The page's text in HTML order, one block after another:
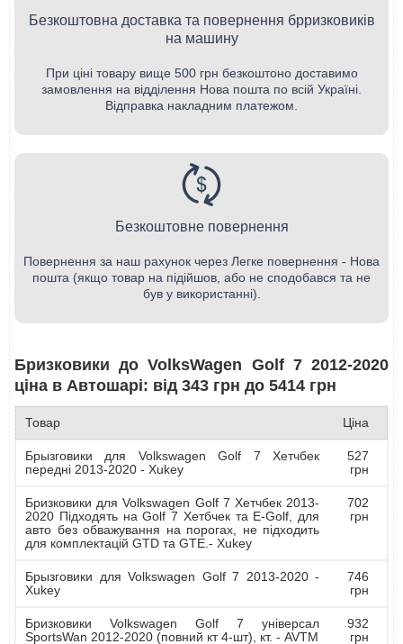
Безкоштовна доставка та повернення брризковиків
на машину
При ціні товару вище 500 грн безкоштоно доставимо
замовлення на відділення Нова пошта по всій Україні.
Відправка накладним платежом.
Безкоштовне повернення
Повернення за наш рахунок через Легке повернення - Нова
пошта (якщо товар на підійшов, або не сподобався та не
був у використанні).
Бризковики до VolksWagen Golf 7 2012-2020
ціна в Автошарі: від 343 грн до 5414 грн
Товар Ціна
Брызговики для Volkswagen Golf 7 Хетчбек
передні 2013-2020 - Xukey
527
грн
Бризковики для Volkswagen Golf 7 Хетчбек 2013-
2020 Підходять на Golf 7 Хетбчек та E-Golf, для
авто без обважування на порогах, не підходить
для комплектацій GTD та GTE.- Xukey
702
грн
Брызговики для Volkswagen Golf 7 2013-2020 -
Xukey
746
грн
Бризковики Volkswagen Golf 7 універсал
SportsWan 2012-2020 (повний кт 4-шт), кт. - AVTM
932
грн